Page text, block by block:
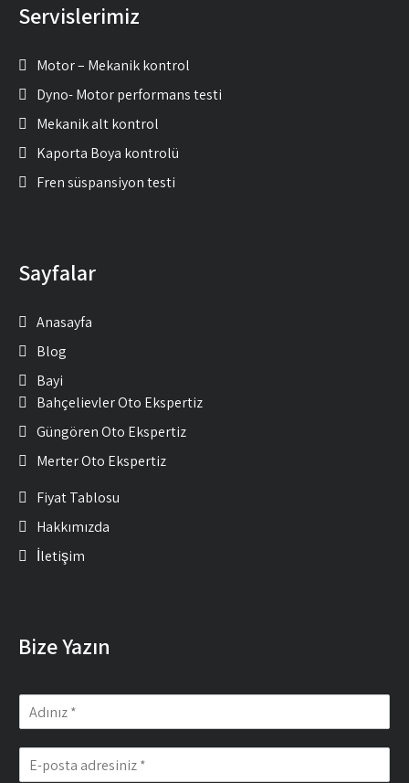
Servislerimiz
Motor – Mekanik kontrol
Dyno- Motor performans testi
Mekanik alt kontrol
Kaporta Boya kontrolü
Fren süspansiyon testi
Sayfalar
Anasayfa
Blog
Bayi
Bahçelievler Oto Ekspertiz
Güngören Oto Ekspertiz
Merter Oto Ekspertiz
Fiyat Tablosu
Hakkımızda
İletişim
Bize Yazın